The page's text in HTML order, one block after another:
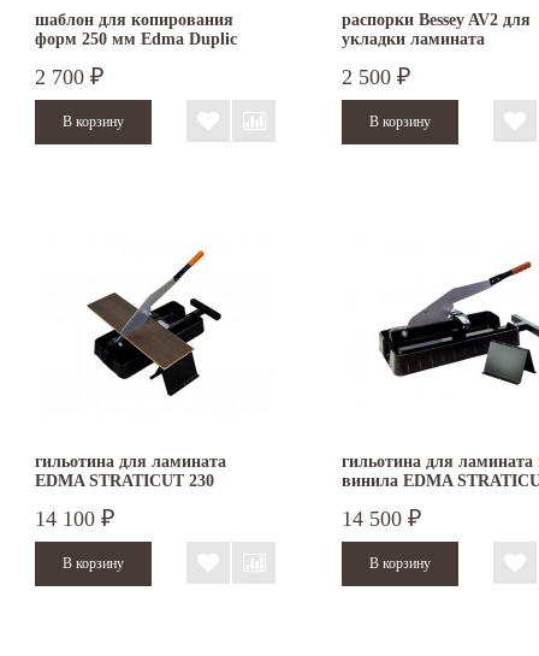
шаблон для копирования
форм 250 мм Edma Duplic
2 700 ₽
распорки Bessey AV2 для
укладки ламината
2 500 ₽
гильотина для ламината
EDMA STRATICUT 230
14 100 ₽
гильотина для ламината
винила EDMA
14 500 ₽